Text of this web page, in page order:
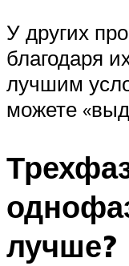
У других
благодаря
лучшим
можете
лучше?